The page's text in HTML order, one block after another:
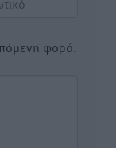
φορά.